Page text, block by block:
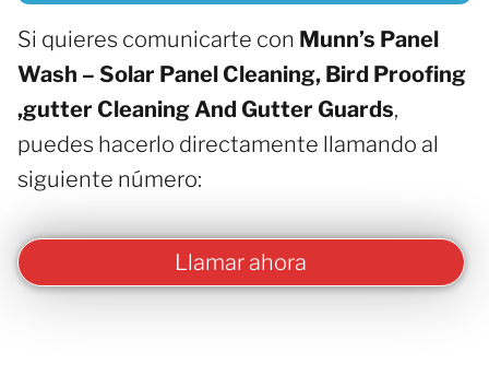
Si quieres comunicarte con Munn’s Panel
Wash – Solar Panel Cleaning, Bird Proofing
,gutter Cleaning And Gutter Guards,
puedes hacerlo directamente llamando al
siguiente número:
Llamar ahora